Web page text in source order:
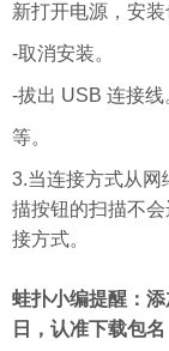
新打开电源，安装
-取消安装。
-拔出 USB 连接线
等。
3.当连接方式从网
描按钮的扫描不
接方式。
蛙扑小编提醒：
日，认准下载包